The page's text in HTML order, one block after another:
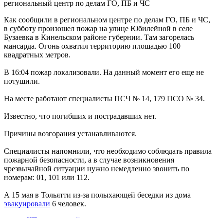
05.08.2026 | 16:42
В Тольятти проходит гандбольный турнир Спартакиады
народов России
05.08.2026 | 16:33
На улице Ново-Садовой в Самаре 5 августа столкнулись
четыре иномарки
05.08.2026 | 16:32
"Развиваться и быть полезным": в Самарской области
добровольчество объединяет тысячи людей
05.08.2026 | 16:17
По инициативе Вячеслава Федорищева усилят роль Совета
ректоров вузов
05.08.2026 | 16:03
В Самарской области появятся 37 новых светофоров
05.08.2026 | 15:36
Владимир Путин назначил главу войск беспилотных систем
России
05.08.2026 | 15:26
"Культура глазами художников": тольяттинцев приглашают на
передвижную выставку
05.08.2026 | 15:15
В Самаре пройдет всероссийский турнир по баскетболу
"Оранжевый мяч"
05.08.2026 | 15:15
региональный центр по делам ГО, ПБ и ЧС
Как сообщили в региональном центре по делам ГО, ПБ и ЧС,
в субботу произошел пожар на улице Юбилейной в селе
Бузаевка в Кинельском районе губернии. Там загорелась
мансарда. Огонь охватил территорию площадью 100
квадратных метров.
В 16:04 пожар локализовали. На данный момент его еще не
потушили.
На месте работают специалисты ПСЧ № 14, 179 ПСО № 34.
Известно, что погибших и пострадавших нет.
Причины возгорания устанавливаются.
Специалисты напомнили, что необходимо соблюдать правила
пожарной безопасности, а в случае возникновения
чрезвычайной ситуации нужно немедленно звонить по
номерам: 01, 101 или 112.
А 15 мая в Тольятти из-за полыхающей беседки из дома
эвакуировали 6 человек.